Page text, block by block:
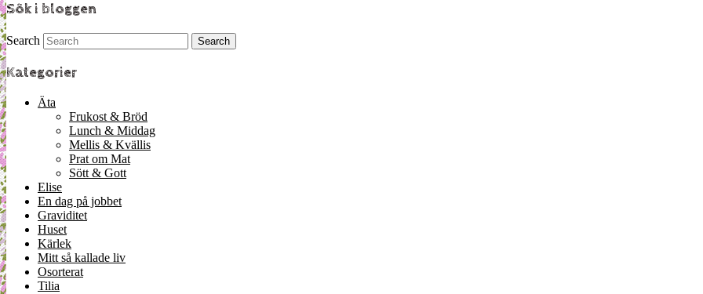
Sök i bloggen
Search
Kategorier
Äta
Frukost & Bröd
Lunch & Middag
Mellis & Kvällis
Prat om Mat
Sött & Gott
Elise
En dag på jobbet
Graviditet
Huset
Kärlek
Mitt så kallade liv
Osorterat
Tilia